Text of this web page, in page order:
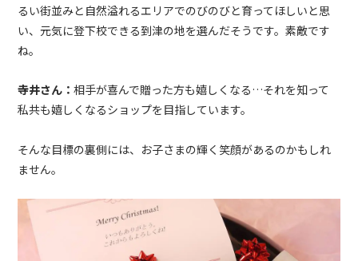
るい街並みと自然溢れるエリアでのびのびと育ってほしいと思
い、元気に登下校できる到津の地を選んだそうです。素敵です
ね。
寺井さん：相手が喜んで贈った方も嬉しくなる…それを知って
私共も嬉しくなるショップを目指しています。
そんな目標の裏側には、お子さまの輝く笑顔があるのかもしれ
ません。